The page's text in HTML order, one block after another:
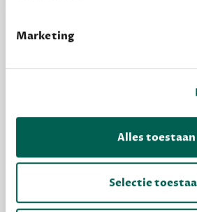
Marketing
Alles toestaan
Selectie
Dewey Free
Krijg boekentips, persoonlijk